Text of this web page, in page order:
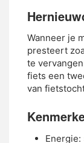
Wanneer je
presteert
te
fiets een
van
Energie: